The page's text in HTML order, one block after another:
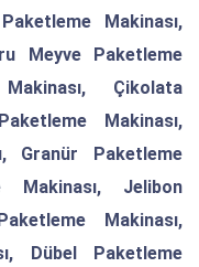
Makinası,
Meyve Paketleme
Çikolata
Makinası,
Granür Paketleme
Makinası, Jelibon
Makinası,
Dübel Paketleme